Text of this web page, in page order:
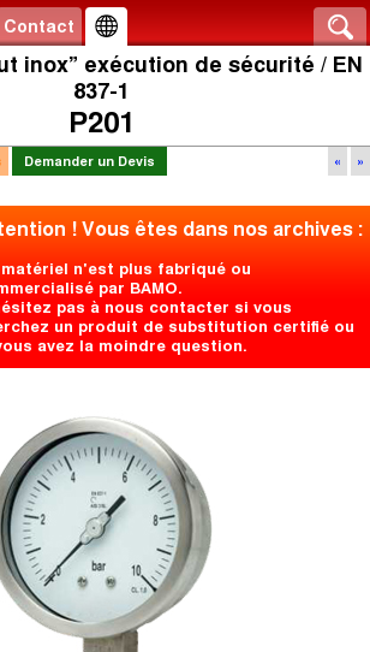
Contact
inox” exécution de sécurité / EN
837-1
P201
« »
Demander un Devis
! Vous êtes dans nos archives :
matériel n'est plus fabriqué ou
par BAMO.
pas à nous contacter si vous
un produit de substitution certifié ou
avez la moindre question.